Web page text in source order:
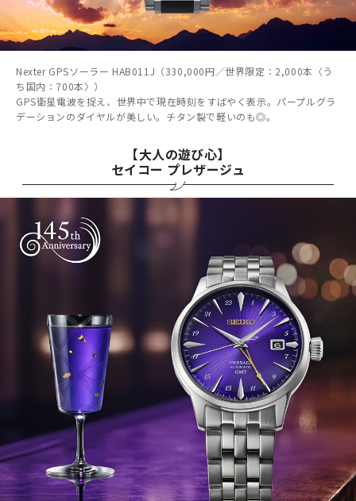
Nexter GPSソーラー HAB011J（330,000円／世界限定：2,000本〈う
ち国内：700本〉）
GPS衛星電波を捉え、世界中で現在時刻をすばやく表示。パープルグラ
デーションのダイヤルが美しい。チタン製で軽いのも◎。
【大人の遊び心】
セイコー プレザージュ